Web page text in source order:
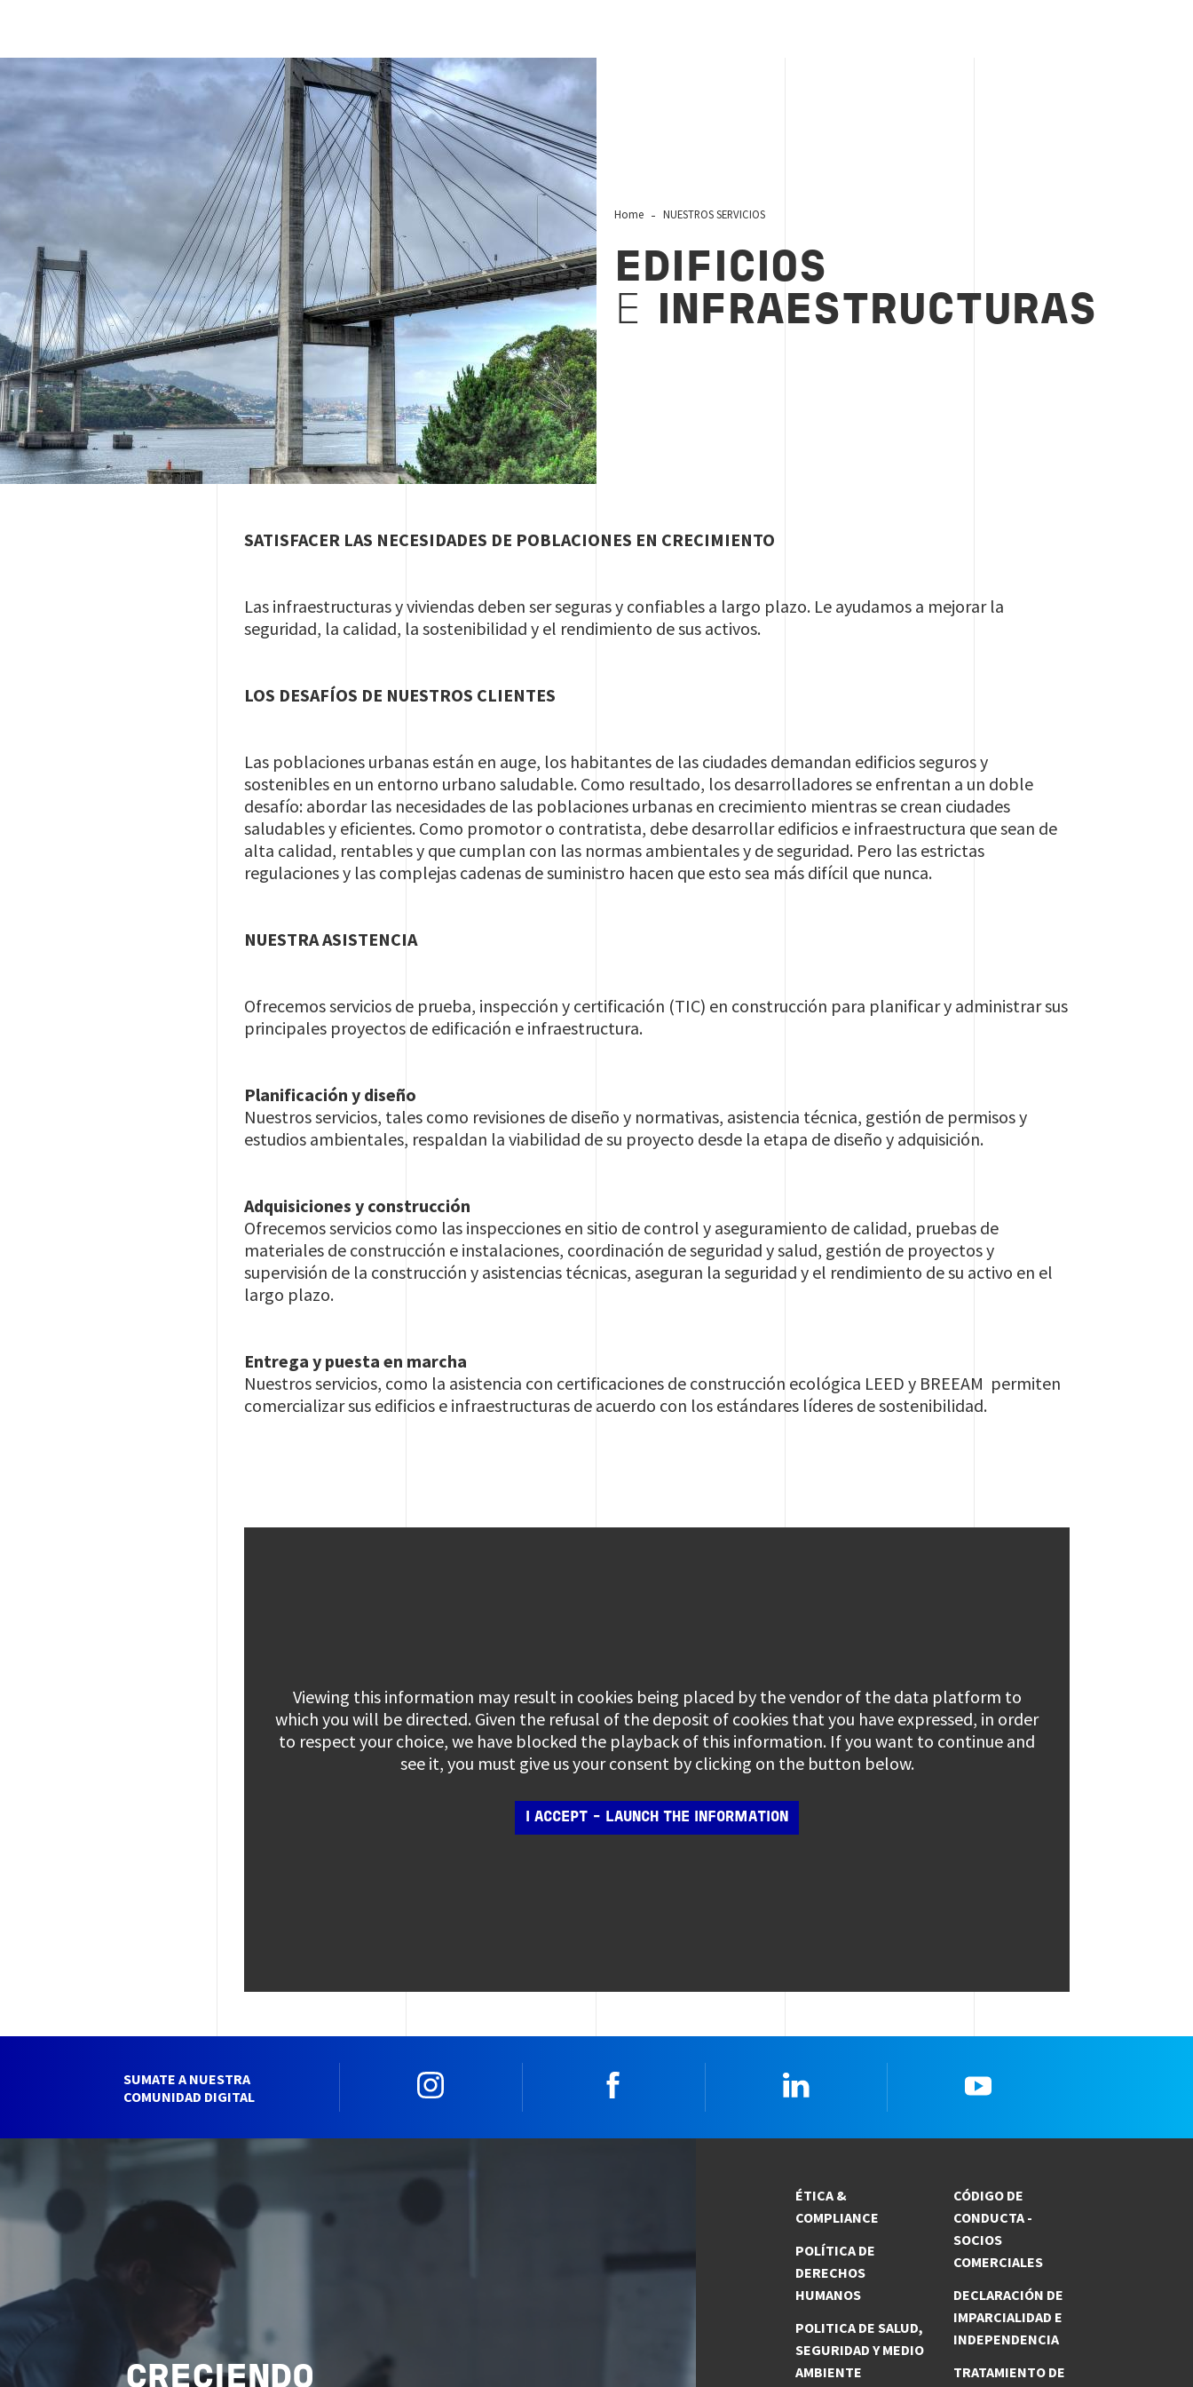
EDIFICIOS
Home NUESTROS SERVICIOS
EDIFICIOS
E
INFRAESTRUCTURAS
SATISFACER LAS NECESIDADES DE POBLACIONES EN CRECIMIENTO
Las infraestructuras y viviendas deben ser seguras y confiables a largo plazo. Le ayudamos a mejorar la
seguridad, la calidad, la sostenibilidad y el rendimiento de sus activos.
LOS DESAFÍOS DE NUESTROS CLIENTES
Las poblaciones urbanas están en auge, los habitantes de las ciudades demandan edificios seguros y
sostenibles en un entorno urbano saludable. Como resultado, los desarrolladores se enfrentan a un doble
desafío: abordar las necesidades de las poblaciones urbanas en crecimiento mientras se crean ciudades
saludables y eficientes. Como promotor o contratista, debe desarrollar edificios e infraestructura que sean de
alta calidad, rentables y que cumplan con las normas ambientales y de seguridad. Pero las estrictas
regulaciones y las complejas cadenas de suministro hacen que esto sea más difícil que nunca.
NUESTRA ASISTENCIA
Ofrecemos servicios de prueba, inspección y certificación (TIC) en construcción para planificar y administrar sus
principales proyectos de edificación e infraestructura.
Planificación y diseño
Nuestros servicios, tales como revisiones de diseño y normativas, asistencia técnica, gestión de permisos y
estudios ambientales, respaldan la viabilidad de su proyecto desde la etapa de diseño y adquisición.
Adquisiciones y construcción
Ofrecemos servicios como las inspecciones en sitio de control y aseguramiento de calidad, pruebas de
materiales de construcción e instalaciones, coordinación de seguridad y salud, gestión de proyectos y
supervisión de la construcción y asistencias técnicas, aseguran la seguridad y el rendimiento de su activo en el
largo plazo.
Entrega y puesta en marcha
Nuestros servicios, como la asistencia con certificaciones de construcción ecológica LEED y BREEAM permiten
comercializar sus edificios e infraestructuras de acuerdo con los estándares líderes de sostenibilidad.
Viewing this information may result in cookies being placed by the vendor of the data platform to
which you will be directed. Given the refusal of the deposit of cookies that you have expressed, in order
to respect your choice, we have blocked the playback of this information. If you want to continue and
see it, you must give us your consent by clicking on the button below.
I ACCEPT - LAUNCH THE INFORMATION
SUMATE A NUESTRA
COMUNIDAD DIGITAL
CRECIENDO
ÉTICA &
COMPLIANCE
POLÍTICA DE
DERECHOS
HUMANOS
POLITICA DE SALUD,
SEGURIDAD Y MEDIO
AMBIENTE
CÓDIGO DE
CONDUCTA -
SOCIOS
COMERCIALES
DECLARACIÓN DE
IMPARCIALIDAD E
INDEPENDENCIA
TRATAMIENTO DE